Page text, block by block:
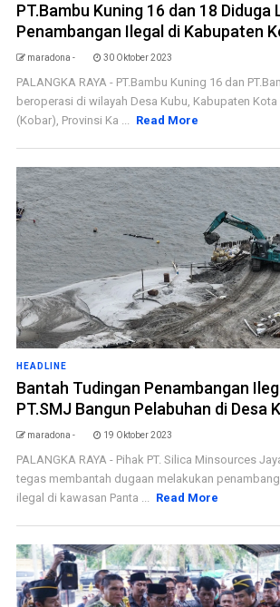
PT.Bambu Kuning 16 dan 18 Diduga
Penambangan Ilegal di Kabupaten
maradona - 30 Oktober 2023
PALANGKA RAYA - PT.Bambu Kuning 16 dan
beroperasi di wilayah Desa Kubu, Kabupaten
(Kobar), Provinsi Ka ... Read More
HEADLINE
Bantah Tudingan Penambangan
PT.SMJ Bangun Pelabuhan di Desa
maradona - 19 Oktober 2023
PALANGKA RAYA - Pihak PT. Silica Minsources
tegas membantah dugaan melakukan
ilegal di kawasan Panta ... Read More